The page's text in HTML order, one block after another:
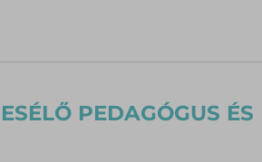
PEDAGÓGUS ÉS